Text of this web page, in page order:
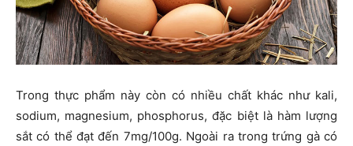
Trong thực phẩm này còn có nhiều chất khác như kali,
sodium, magnesium, phosphorus, đặc biệt là hàm lượng
sắt có thể đạt đến 7mg/100g. Ngoài ra trong trứng gà có